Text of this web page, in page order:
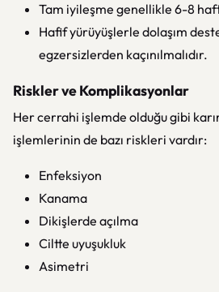
Tam iyileşme genellikle 6-8
Hafif yürüyüşlerle dolaşım
egzersizlerden kaçınılmalıdır.
Riskler ve Komplikasyonlar
Her cerrahi işlemde olduğu gibi
işlemlerinin de bazı riskleri vardır:
Enfeksiyon
Kanama
Dikişlerde açılma
Ciltte uyuşukluk
Asimetri